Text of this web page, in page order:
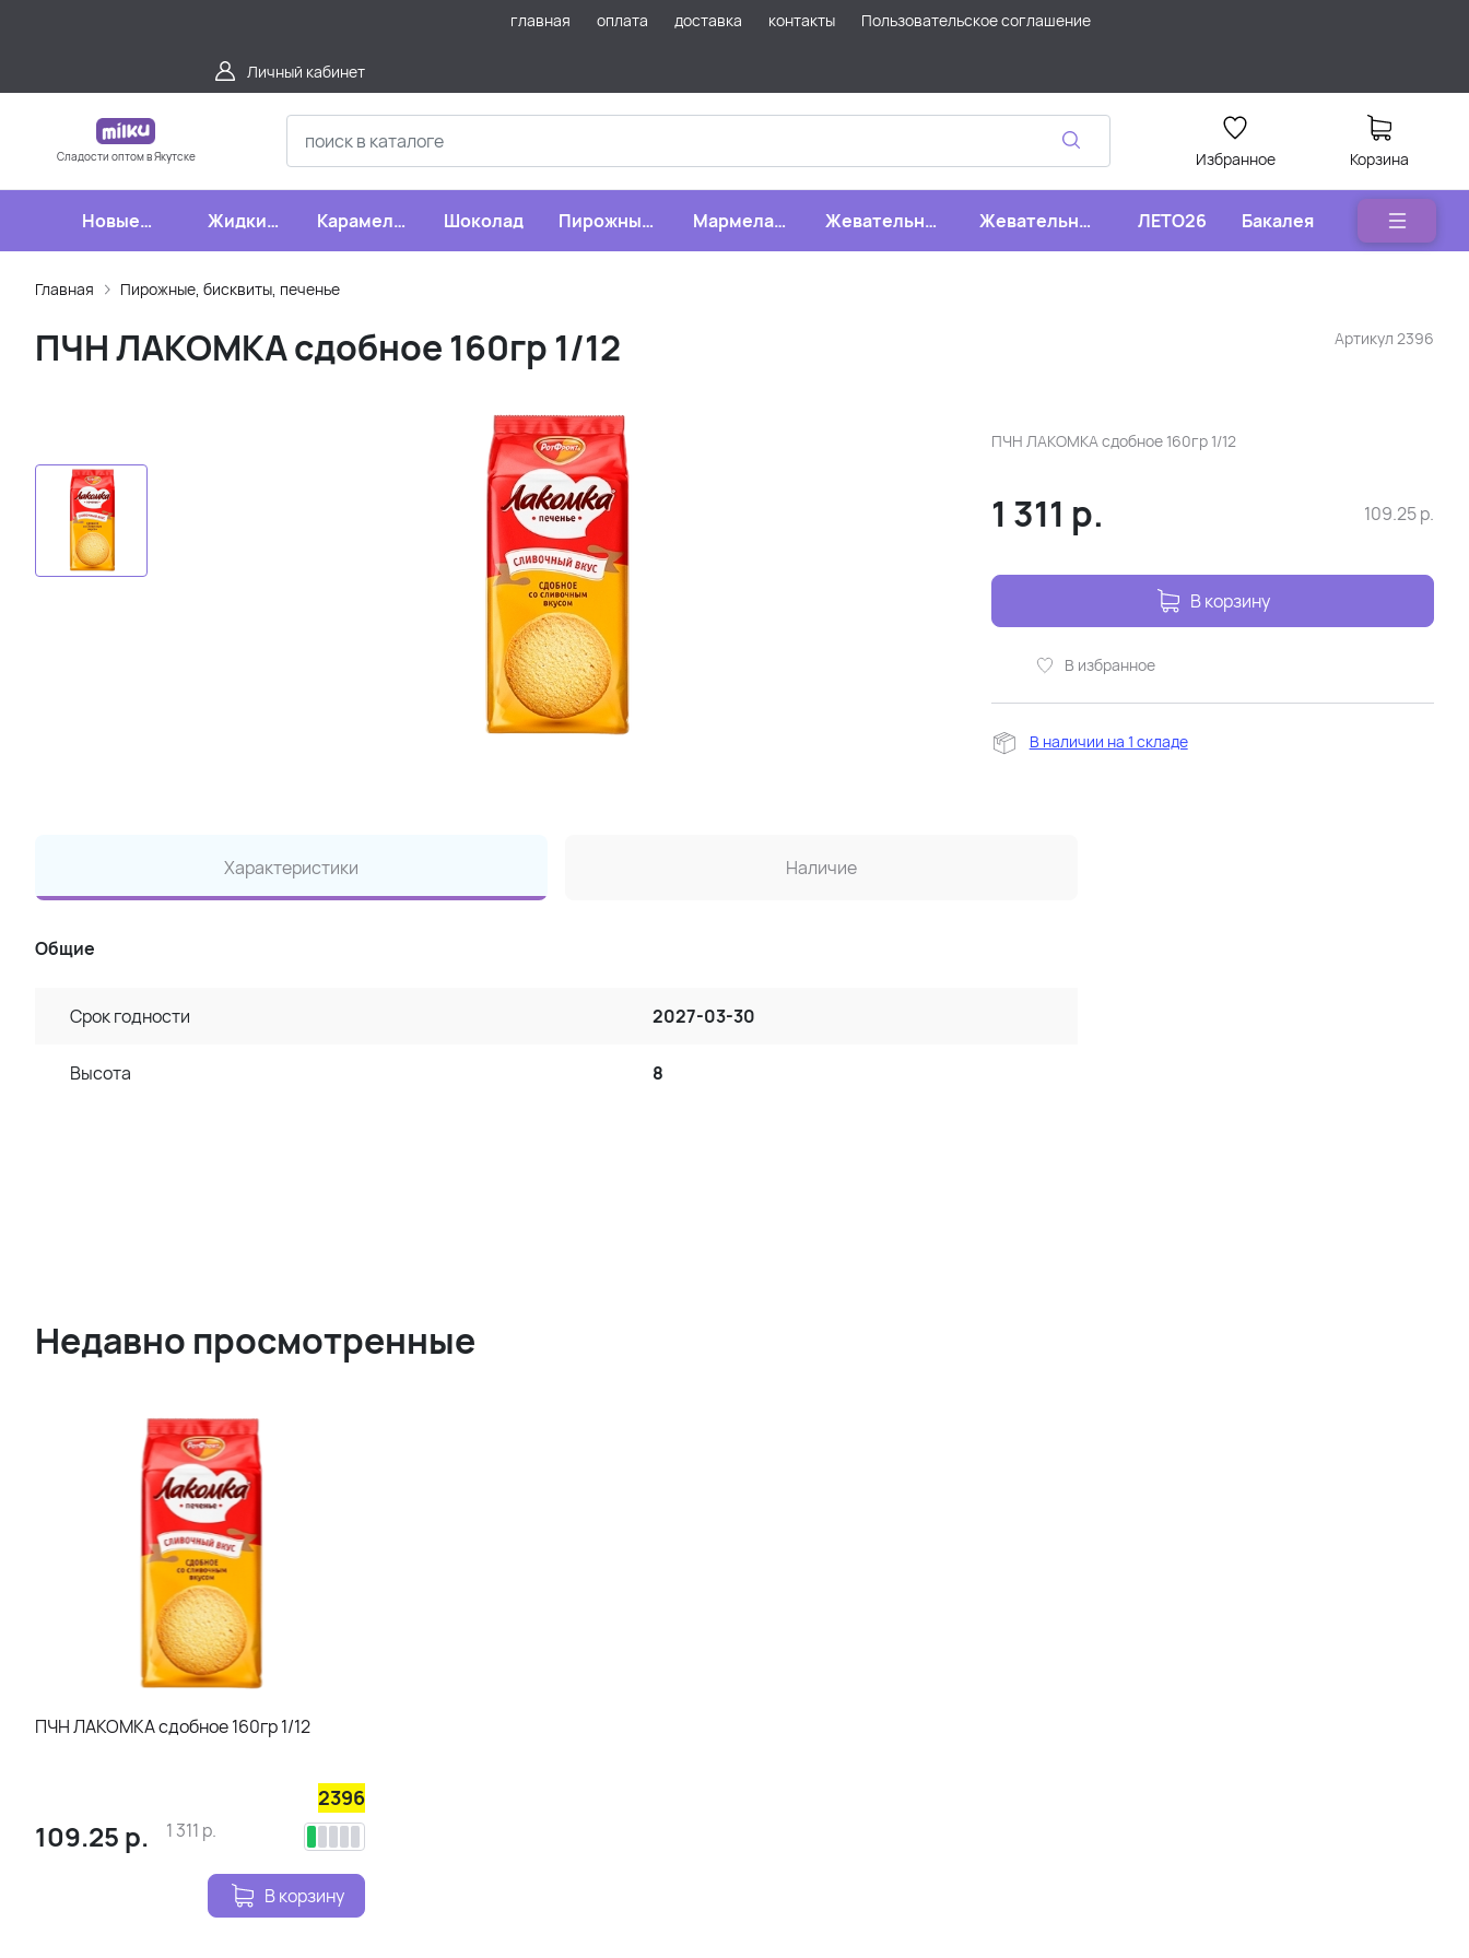
главная оплата доставка контакты Пользовательское соглашение
Личный кабинет
Сладости оптом в Якутске Избранное Корзина
Новые
поступления
Жидкие
конфеты
Карамель,
леденцы,
Шоколад
Пирожные,
бисквиты,
Мармелад,
зефир,
Жевательная
резинка
Жевательные
конфеты
ЛЕТО26 Бакалея
Главная Пирожные, бисквиты, печенье
Артикул 2396
ПЧН ЛАКОМКА сдобное 160гр 1/12
ПЧН ЛАКОМКА сдобное 160гр 1/12
1 311 р. 109.25р.
В корзину
В избранное
В наличии на 1 складе
Характеристики Наличие
Общие
Срок годности 2027-03-30
Высота 8
Недавно просмотренные
ПЧН ЛАКОМКА сдобное 160гр 1/12
2396
109.25 р. 1 311 р.
В корзину